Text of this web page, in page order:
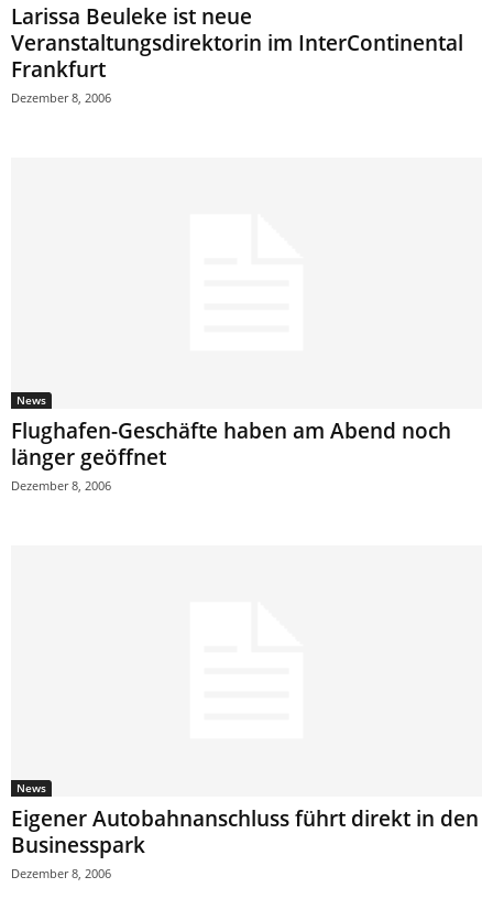
Larissa Beuleke ist neue
Veranstaltungsdirektorin im InterContinental
Frankfurt
Dezember 8, 2006
News
Flughafen-Geschäfte haben am Abend noch
länger geöffnet
Dezember 8, 2006
News
Eigener Autobahnanschluss führt direkt in den
Businesspark
Dezember 8, 2006